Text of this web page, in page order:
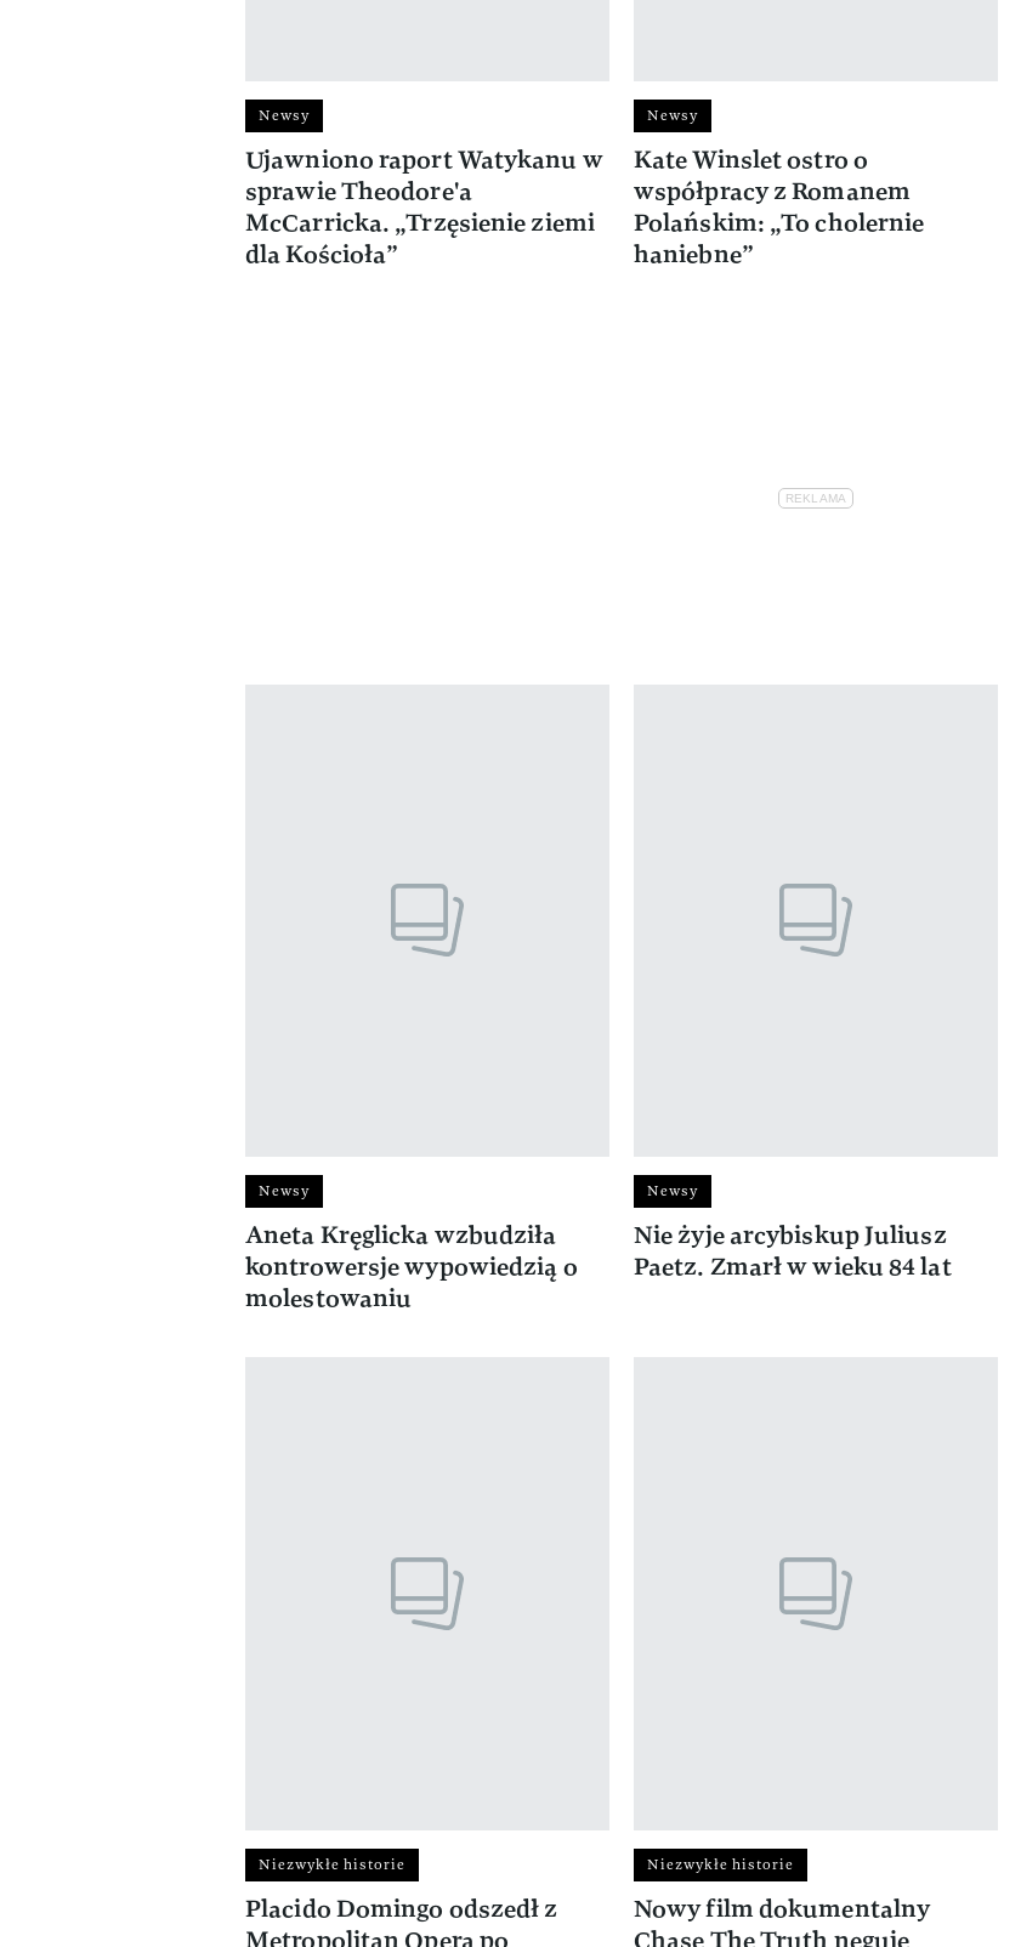
Newsy
Ujawniono raport Watykanu w
sprawie Theodore'a
McCarricka. „Trzęsienie ziemi
dla Kościoła”
Newsy
Kate Winslet ostro o
współpracy z Romanem
Polańskim: „To cholernie
haniebne”
Newsy
Aneta Kręglicka wzbudziła
kontrowersje wypowiedzią o
molestowaniu
Newsy
Nie żyje arcybiskup Juliusz
Paetz. Zmarł w wieku 84 lat
Niezwykłe historie
Placido Domingo odszedł z
Metropolitan Opera po
Niezwykłe historie
Nowy film dokumentalny
Chase The Truth neguje